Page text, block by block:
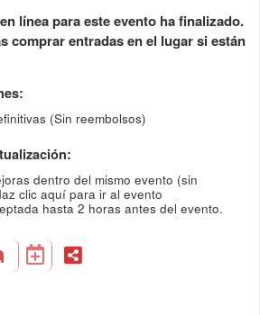
línea para este evento ha finalizado.
comprar entradas en el lugar si están
(Sin reembolsos)
dentro del mismo evento (sin
clic aquí para ir al evento
hasta 2 horas antes del evento.